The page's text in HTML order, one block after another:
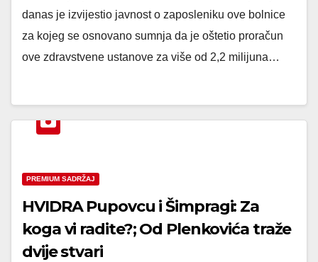
danas je izvijestio javnost o zaposleniku ove bolnice
za kojeg se osnovano sumnja da je oštetio proračun
ove zdravstvene ustanove za više od 2,2 milijuna…
PREMIUM SADRŽAJ
HVIDRA Pupovcu i Šimpragi: Za
koga vi radite?; Od Plenkovića traže
dvije stvari